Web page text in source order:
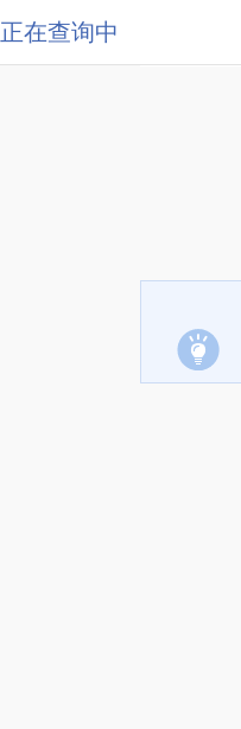
正在查询中